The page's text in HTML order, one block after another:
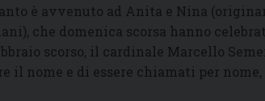
è avvenuto ad Anita e Nina
che domenica scorsa hanno
scorso, il cardinale Marcello
il nome e di essere chiamati per nome,